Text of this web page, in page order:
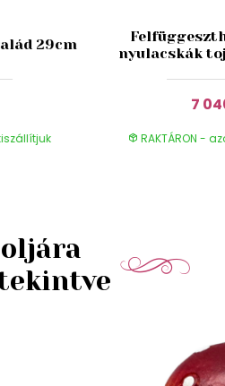
29cm
nyulacskák
7
RAKTÁRON -